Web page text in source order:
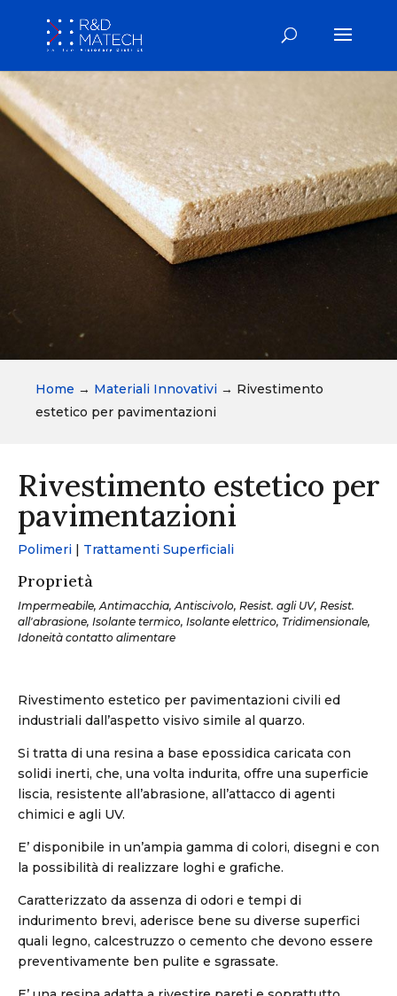
Home → Materiali Innovativi → Rivestimento
estetico per pavimentazioni
Rivestimento estetico per
pavimentazioni
Polimeri | Trattamenti Superficiali
Proprietà
Impermeabile, Antimacchia, Antiscivolo, Resist. agli UV, Resist.
all'abrasione, Isolante termico, Isolante elettrico, Tridimensionale,
Idoneità contatto alimentare
Rivestimento estetico per pavimentazioni civili ed
industriali dall’aspetto visivo simile al quarzo.
Si tratta di una resina a base epossidica caricata con
solidi inerti, che, una volta indurita, offre una superficie
liscia, resistente all’abrasione, all’attacco di agenti
chimici e agli UV.
E’ disponibile in un’ampia gamma di colori, disegni e con
la possibilità di realizzare loghi e grafiche.
Caratterizzato da assenza di odori e tempi di
indurimento brevi, aderisce bene su diverse superfici
quali legno, calcestruzzo o cemento che devono essere
preventivamente ben pulite e sgrassate.